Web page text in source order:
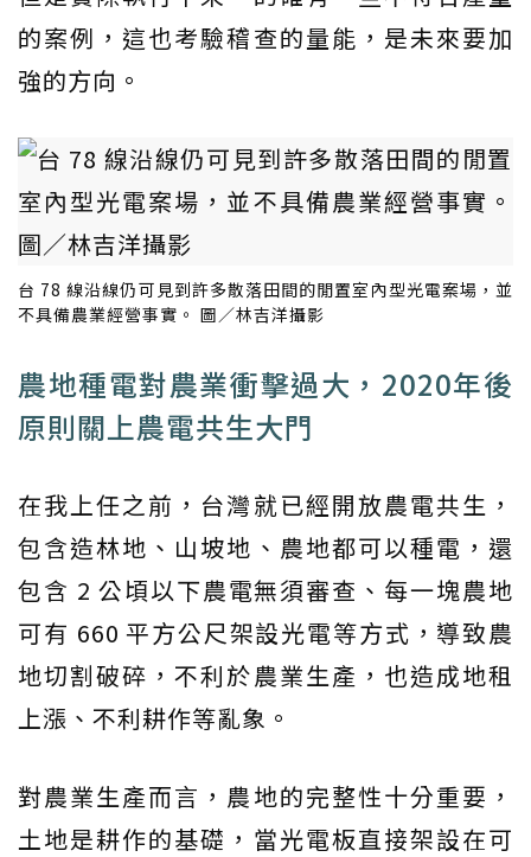
的案例，這也考驗稽查的量能，是未來要加
強的方向。
台 78 線沿線仍可見到許多散落田間的閒置室內型光電案場，並
不具備農業經營事實。 圖／林吉洋攝影
農地種電對農業衝擊過大，2020年後
原則關上農電共生大門
在我上任之前，台灣就已經開放農電共生，
包含造林地、山坡地、農地都可以種電，還
包含 2 公頃以下農電無須審查、每一塊農地
可有 660 平方公尺架設光電等方式，導致農
地切割破碎，不利於農業生產，也造成地租
上漲、不利耕作等亂象。
對農業生產而言，農地的完整性十分重要，
土地是耕作的基礎，當光電板直接架設在可